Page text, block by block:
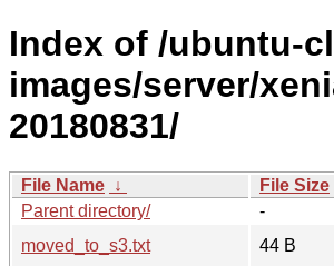
Index of /ubuntu-
images/server/
20180831/
File Name ↓ File Size
Parent directory/
-
moved_to_s3.txt
44 B